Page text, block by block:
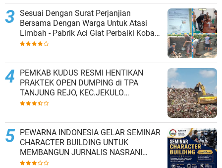
Sesuai Dengan Surat Perjanjian
Bersama Dengan Warga Untuk Atasi
Limbah - Pabrik Aci Giat Perbaiki Kobak
Penampungan Air
PEMKAB KUDUS RESMI HENTIKAN
PRAKTEK OPEN DUMPING di TPA
TANJUNG REJO, KEC.JEKULO
KAB.KUDUS,BERLAKUKAN SISTEM
PEWARNA INDONESIA GELAR SEMINAR
CHARACTER BUILDING UNTUK
MEMBANGUN JURNALIS NASRANI
BERINTEGRITAS DAN BERDAMPAK*